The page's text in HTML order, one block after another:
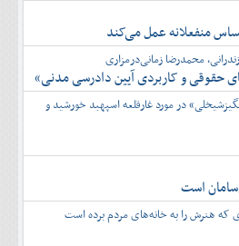
منفعلانه عمل می‌کند
محمدرضا زمانی‌درمزاری
حقوقی و کاربردی آیین دادرسی مدنی»
در مورد غارقلعه اسپهبد خورشید و
است
که هنرش را به خانه‌های مردم برده است